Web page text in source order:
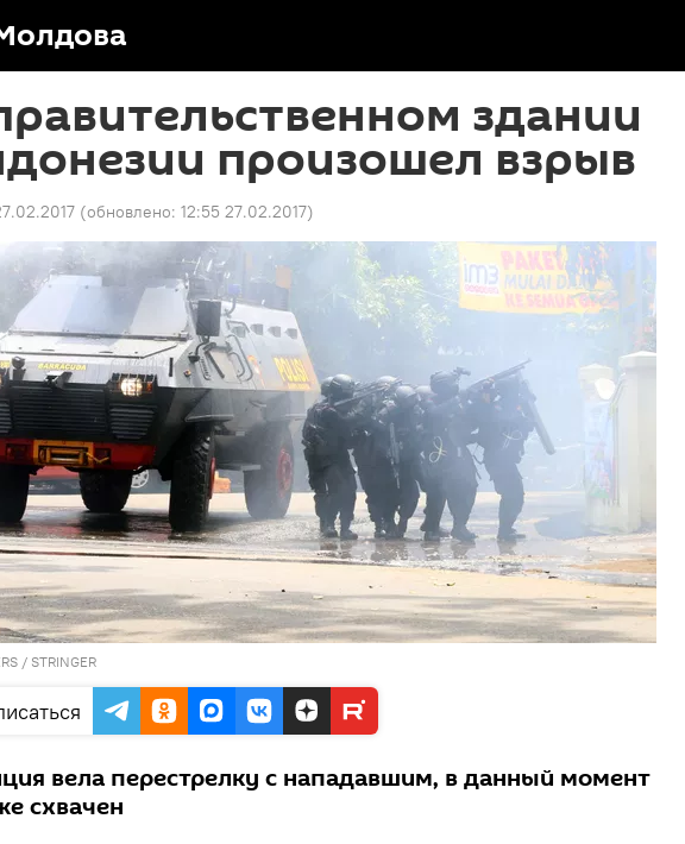
здании
произошел взрыв
(обновлено: 12:55 27.02.2017)
/ STRINGER
вела перестрелку с нападавшим, в данный момент
схвачен